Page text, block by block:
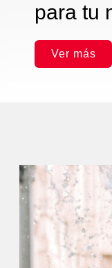
para tu
Ver más